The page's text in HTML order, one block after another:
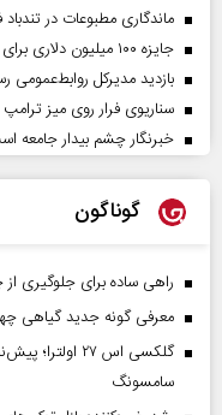
ماندگاری مطبوعات در
جایزه ۱۰۰ میلیون دلاری برای سر ترامپ
بازدید مدیرکل روابط‌عمومی
سناریوی فرار روی میز ترامپ
خبرنگار چشم بیدار جامعه
گوناگون
راهی ساده برای جلوگیری
معرفی گونه جدید گیاهی
گلکسی اس ۲۷
سامسونگ